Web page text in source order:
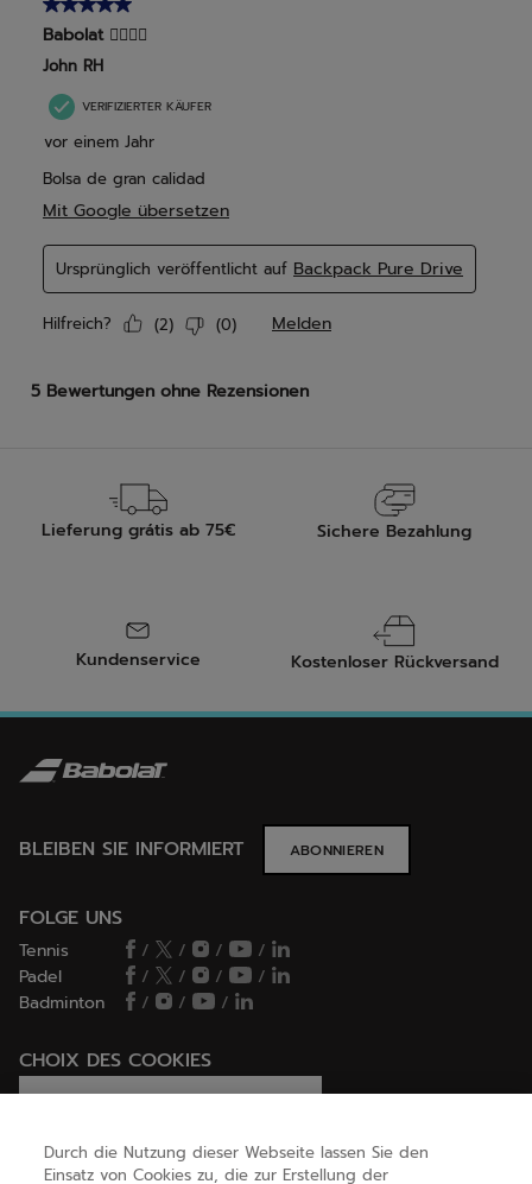
Lieferung grátis ab 75€ Sichere Bezahlung
Kundenservice Kostenloser Rückversand
BLEIBEN SIE INFORMIERT ABONNIEREN
FOLGE UNS
Tennis / / /
/
Padel
/ / /
/
Badminton
/ / /
CHOIX DES COOKIES
Durch die Nutzung dieser Webseite lassen Sie den
Einsatz von Cookies zu, die zur Erstellung der